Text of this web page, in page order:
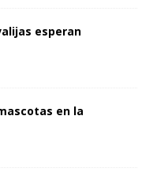
esperan
en la